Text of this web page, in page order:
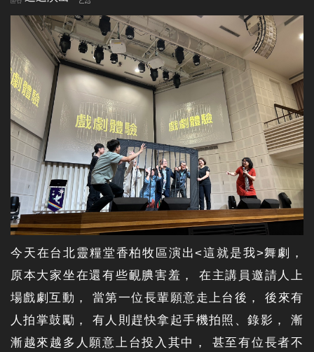
今天在台北靈糧堂香柏牧區演出<這就是我>舞劇，
原本大家坐在還有些靦腆害羞， 在主講員邀請人上
場戲劇互動， 當第一位長輩願意走上台後， 後來有
人拍掌鼓勵， 有人則趕快拿起手機拍照、錄影， 漸
漸越來越多人願意上台投入其中， 甚至有位長者不